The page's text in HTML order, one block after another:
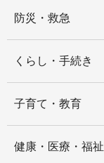
防災・救急
くらし・手続き
子育て・教育
健康・医療・福祉